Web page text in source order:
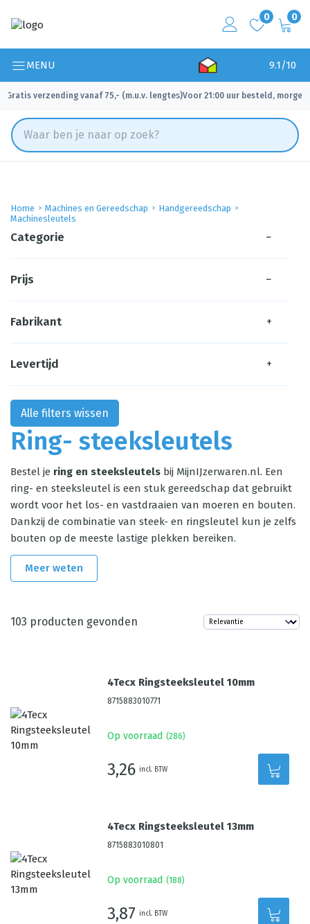
0 0
MENU 9.1/10
Gratis verzending vanaf 75,- (m.u.v. lengtes)
✓ Voor 21:00 uur besteld, morgen
Home Machines en Gereedschap
Handgereedschap
Machinesleutels
Ring- steeksleutels
Bestel je ring en steeksleutels bij MijnIJzerwaren.nl. Een
ring- en steeksleutel is een stuk gereedschap dat gebruikt
wordt voor het los- en vastdraaien van moeren en bouten.
Dankzij de combinatie van steek- en ringsleutel kun je zelfs
bouten op de meeste lastige plekken bereiken.
Meer weten
103 producten gevonden
4Tecx Ringsteeksleutel 10mm
8715883010771
Op voorraad (286)
3,26 incl. BTW
4Tecx Ringsteeksleutel 13mm
8715883010801
Op voorraad (188)
3,87 incl. BTW
Categorie −
Prijs −
Fabrikant +
Levertijd +
Alle filters wissen